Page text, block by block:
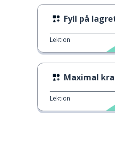
Fyll på
Lektion
Maximal
Lektion